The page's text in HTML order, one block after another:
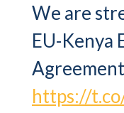
We are
EU-Kenya
https://